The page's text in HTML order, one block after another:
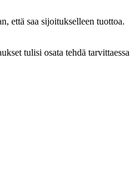
että saa sijoitukselleen tuottoa.
tulisi osata tehdä tarvittaessa